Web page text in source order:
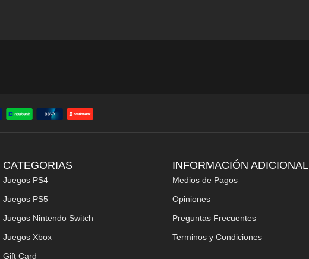
CATEGORIAS
Juegos PS4
Juegos PS5
Juegos Nintendo Switch
Juegos Xbox
Gift Card
INFORMACIÓN ADICIONAL
Medios de Pagos
Opiniones
Preguntas Frecuentes
Terminos y Condiciones